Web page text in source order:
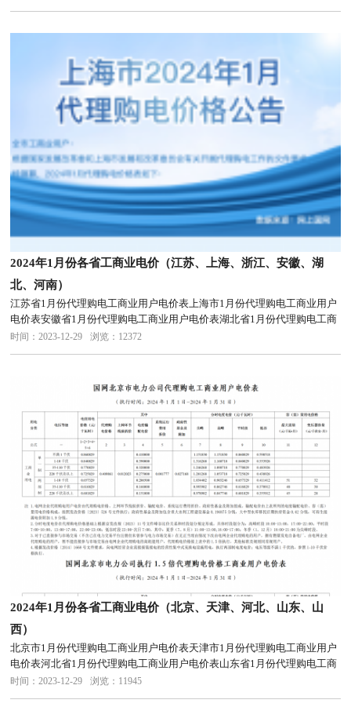
2024年1月份各省工商业电价（江苏、上海、浙江、安徽、湖
北、河南）
江苏省1月份代理购电工商业用户电价表上海市1月份代理购电工商业用户
电价表安徽省1月份代理购电工商业用户电价表湖北省1月份代理购电工商
业用户电价表河南省1月份代理购电工商业用户电价表
时间：2023-12-29 浏览：12372
2024年1月份各省工商业电价（北京、天津、河北、山东、山
西）
北京市1月份代理购电工商业用户电价表天津市1月份代理购电工商业用户
电价表河北省1月份代理购电工商业用户电价表山东省1月份代理购电工商
业用户电价表山西省1月份代理购电工商业用户电价表
时间：2023-12-29 浏览：11945